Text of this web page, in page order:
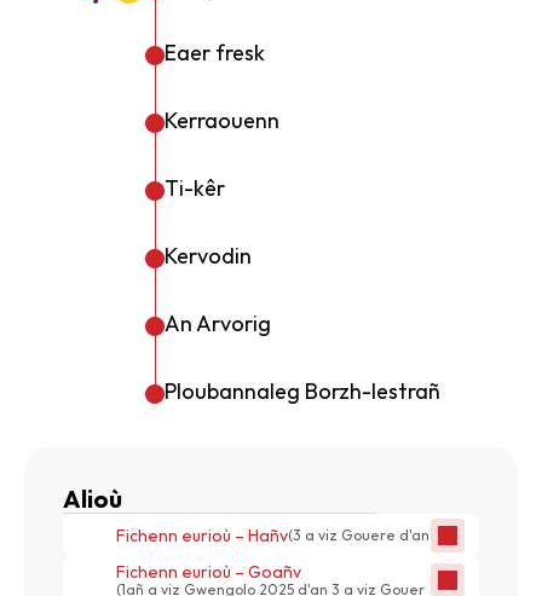
Eaer fresk
Kerraouenn
Ti-kêr
Kervodin
An Arvorig
Ploubannaleg Borzh-lestrañ
Alioù
Fichenn eurioù – Hañv(3 a viz Gouere d'an 30 a viz Eost)
Fichenn eurioù – Goañv
(1añ a viz Gwengolo 2025 d'an 3 a viz Gouere 2026)